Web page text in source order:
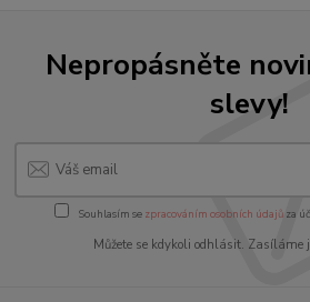
Nepropásněte
slevy!
Souhlasím se zpracováním osobních údajůza
Můžete se kdykoli odhlásit. Zasíláme